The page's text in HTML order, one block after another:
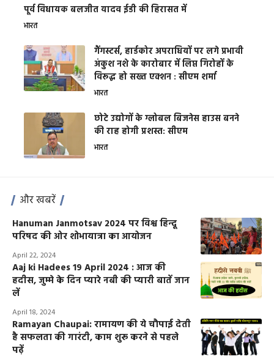
पूर्व विधायक बलजीत यादव ईडी की हिरासत में
भारत
गैंगस्टर्स, हार्डकोर अपराधियों पर लगे प्रभावी
अंकुश नशे के कारोबार में लिप्त गिरोहों के
विरूद्ध हो सख्त एक्शन : सीएम शर्मा
भारत
छोटे उद्योगों के ग्लोबल बिजनेस हाउस बनने
की राह होगी प्रशस्त: सीएम
भारत
और खबरें
Hanuman Janmotsav 2024 पर विश्व हिन्दू
परिषद की ओर शोभायात्रा का आयोजन
April 22, 2024
Aaj ki Hadees 19 April 2024 : आज की
हदीस, जुम्मे के दिन प्यारे नबी की प्यारी बातें जान
लें
April 18, 2024
Ramayan Chaupai: रामायण की ये चौपाई देती
है सफलता की गारंटी, काम शुरू करने से पहले
पढ़ें